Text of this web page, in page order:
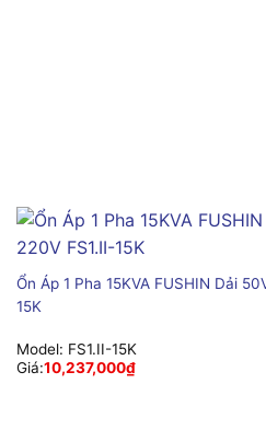
Ổn Áp 1 Pha 15KVA FUSHIN Dải
15K
Model: FS1.II-15K
Giá:10,237,000₫